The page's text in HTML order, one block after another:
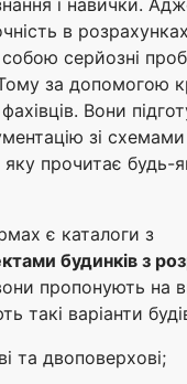
в
серйозні
за допомогою
Вони
зі схемами
прочитає будь-
є каталоги з
будинків з
пропонують на
такі варіанти
та двоповерхові;